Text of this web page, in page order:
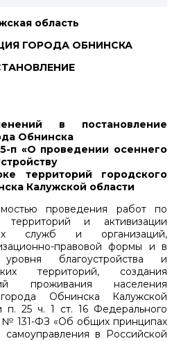
область
ГОРОДА ОБНИНСКА
в постановление
Обнинска
п «О проведении осеннего
территорий городского
Калужской области
проведения работ по
территорий и активизации
служб и организаций,
правовой формы и в
благоустройства и
территорий, создания
проживания населения
Обнинска Калужской
п. 25 ч. 1 ст. 16 Федерального
№ 131-ФЗ «Об общих принципах
самоуправления в Российской